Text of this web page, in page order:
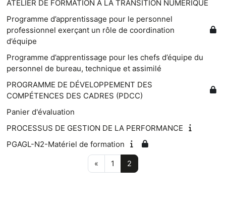
ATELIER DE FORMATION À LA TRANSITION NUMÉRIQUE
Programme d’apprentissage pour le personnel
professionnel exerçant un rôle de coordination
d’équipe
Programme d’apprentissage pour les chefs d’équipe du
personnel de bureau, technique et assimilé
PROGRAMME DE DÉVELOPPEMENT DES
COMPÉTENCES DES CADRES (PDCC)
Panier d'évaluation
PROCESSUS DE GESTION DE LA PERFORMANCE
PGAGL-N2-Matériel de formation
« Page précédente
1 Page 1
2